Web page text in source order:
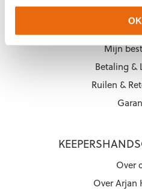
OK
Mijn
Betaling &
Ruilen &
Over
Over Arjan